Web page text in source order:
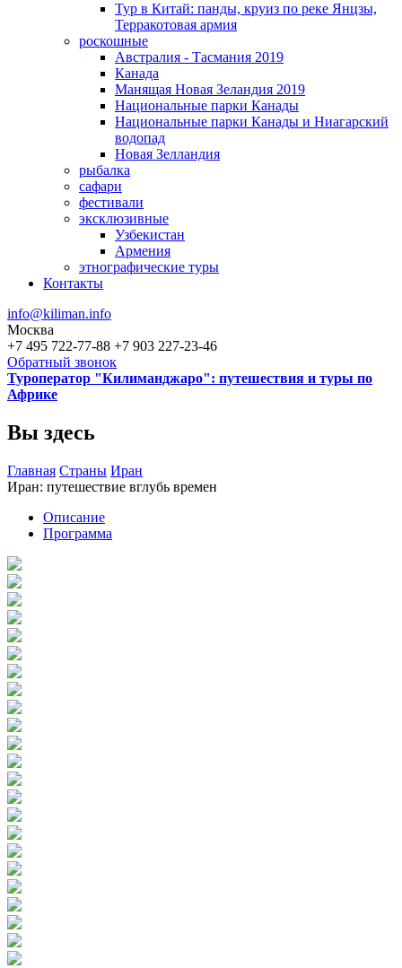
Тур в Китай: панды, круиз по реке Янцзы,
Терракотовая армия
роскошные
Австралия - Тасмания 2019
Канада
Манящая Новая Зеландия 2019
Национальные парки Канады
Национальные парки Канады и Ниагарский
водопад
Новая Зелландия
рыбалка
сафари
фестивали
эксклюзивные
Узбекистан
Армения
этнографические туры
Контакты
info@kiliman.info
Москва
+7 495 722-77-88 +7 903 227-23-46
Обратный звонок
Туроператор "Килиманджаро": путешествия и туры по
Африке
Вы здесь
Главная Страны Иран
Иран: путешествие вглубь времен
Описание
Программа